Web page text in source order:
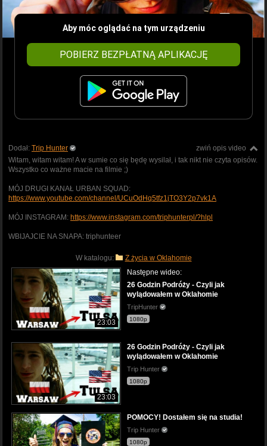
Aby móc oglądać na tym urządzeniu
POBIERZ BEZPŁATNĄ APLIKACJĘ
zwiń opis video
Dodał: Trip Hunter
Witam, witam witam! A w sumie co się będę wysilał, i tak nikt nie czyta opisów.
Wszystko co ważne macie na filmie ;)
MÓJ DRUGI KANAŁ URBAN SQUAD:
https://www.youtube.com/channel/UCuOdHq5tfz1jTO3Y2p7vk1A
MÓJ INSTAGRAM: https://www.instagram.com/triphunterpl/?hlpl
WBIJAJCIE NA SNAPA: triphunteer
W katalogu: Z życia w Oklahomie
23:03
Następne wideo:
26 Godzin Podróży - Czyli jak
wylądowałem w Oklahomie
TripHunter
1080p
23:03
26 Godzin Podróży - Czyli jak
wylądowałem w Oklahomie
Trip Hunter
1080p
POMOCY! Dostałem się na studia!
Trip Hunter
1080p